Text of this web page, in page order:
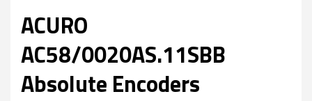
ACURO
AC58/0020AS.11SBB
Absolute Encoders